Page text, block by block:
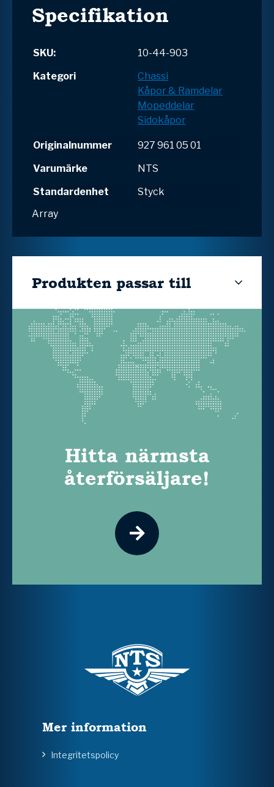
Specifikation
SKU:
10-44-903
Kategori
Chassi
Kåpor & Ramdelar
Mopeddelar
Sidokåpor
Originalnummer
927 961 05 01
Varumärke
NTS
Standardenhet
Styck
Array
Produkten passar till
Hitta närmsta
återförsäljare!
Mer information
Integritetspolicy